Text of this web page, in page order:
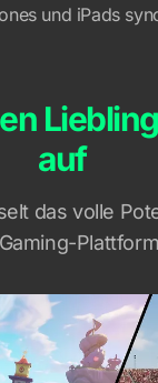
und iPads
auf
das volle